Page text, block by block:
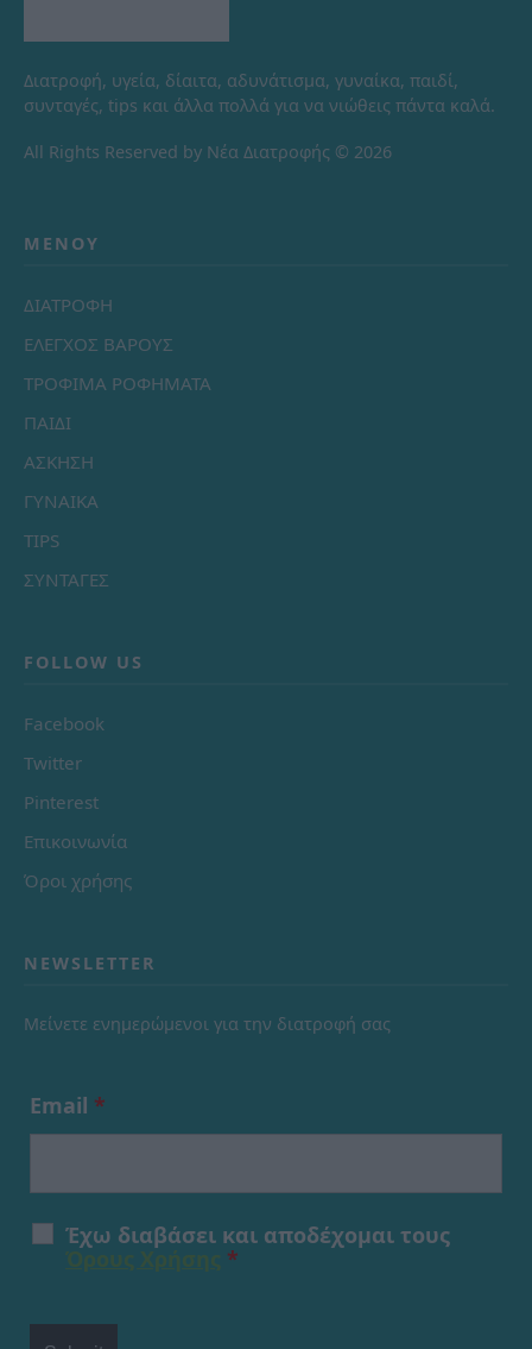
Διατροφή, υγεία, δίαιτα, αδυνάτισμα, γυναίκα, παιδί,
συνταγές, tips και άλλα πολλά για να νιώθεις πάντα καλά.
All Rights Reserved by Νέα Διατροφής © 2026
ΜΕΝΟΎ
ΔΙΑΤΡΟΦΗ
ΕΛΕΓΧΟΣ ΒΑΡΟΥΣ
ΤΡΟΦΙΜΑ ΡΟΦΗΜΑΤΑ
ΠΑΙΔΙ
ΑΣΚΗΣΗ
ΓΥΝΑΙΚΑ
TIPS
ΣΥΝΤΑΓΕΣ
FOLLOW US
Facebook
Twitter
Pinterest
Επικοινωνία
Όροι χρήσης
NEWSLETTER
Μείνετε ενημερώμενοι για την διατροφή σας
Email *
Έχω διαβάσει και αποδέχομαι τους
*